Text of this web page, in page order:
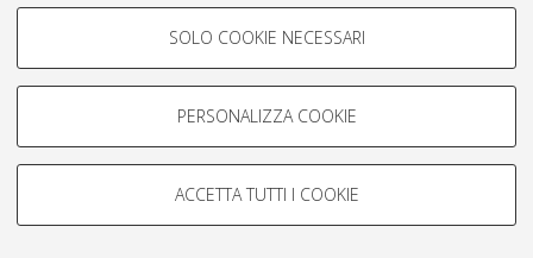
COOKIE DI PROFILAZIONE -
Si tratta di cookie utilizzati per analizzare le caratteristiche della
navigazione degli utenti, creare profili in base al loro comportamento
Mostra cookie di profilazione
COOKIE TECNICI - NECESSARI
SOLO COOKIE NECESSARI
PERSONALIZZA COOKIE
ACCETTA TUTTI I COOKIE
© ALMA MATER STUDIORUM - Università di Bologna, 2007-2026.